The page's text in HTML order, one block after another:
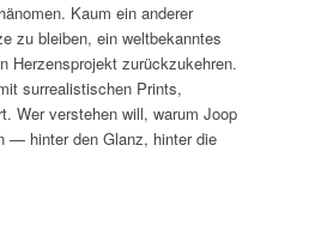
Kaum ein anderer
zu bleiben, ein weltbekanntes
Herzensprojekt zurückzukehren.
surrealistischen Prints,
Wer verstehen will, warum Joop
— hinter den Glanz, hinter die